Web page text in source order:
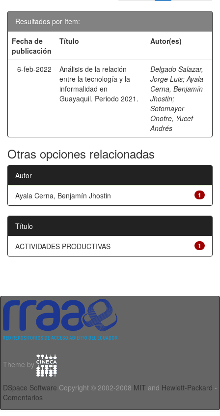
Resultados por ítem:
Fecha de
publicación
Título Autor(es)
6-feb-2022
Análisis de la relación
entre la tecnología y la
informalidad en
Guayaquil. Periodo 2021.
Delgado Salazar,
Jorge Luis;Ayala
Cerna, Benjamín
Jhostin;
Sotomayor
Onofre, Yucef
Andrés
Otras opciones relacionadas
Autor
1
Ayala Cerna, Benjamín Jhostin
Título
1
ACTIVIDADES PRODUCTIVAS
Theme by
DSpace Software Copyright © 2002-2008 MIT and Hewlett-Packard -
Comentarios